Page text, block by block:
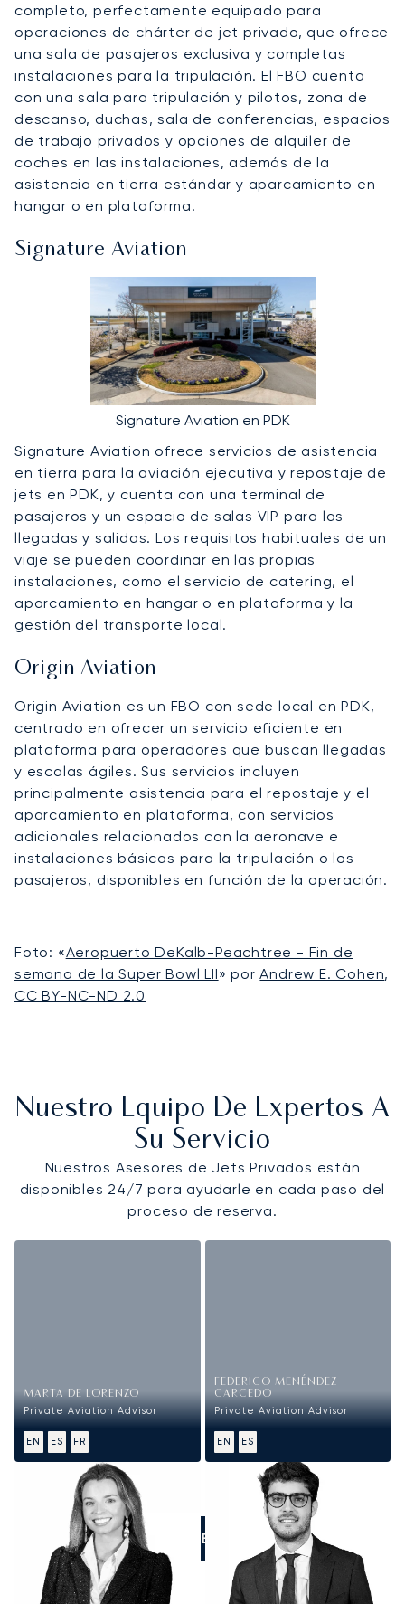
completo, perfectamente equipado para
operaciones de chárter de jet privado, que ofrece
una sala de pasajeros exclusiva y completas
instalaciones para la tripulación. El FBO cuenta
con una sala para tripulación y pilotos, zona de
descanso, duchas, sala de conferencias, espacios
de trabajo privados y opciones de alquiler de
coches en las instalaciones, además de la
asistencia en tierra estándar y aparcamiento en
hangar o en plataforma.
Signature Aviation
Signature Aviation en PDK
Signature Aviation ofrece servicios de asistencia
en tierra para la aviación ejecutiva y repostaje de
jets en PDK, y cuenta con una terminal de
pasajeros y un espacio de salas VIP para las
llegadas y salidas. Los requisitos habituales de un
viaje se pueden coordinar en las propias
instalaciones, como el servicio de catering, el
aparcamiento en hangar o en plataforma y la
gestión del transporte local.
Origin Aviation
Origin Aviation es un FBO con sede local en PDK,
centrado en ofrecer un servicio eficiente en
plataforma para operadores que buscan llegadas
y escalas ágiles. Sus servicios incluyen
principalmente asistencia para el repostaje y el
aparcamiento en plataforma, con servicios
adicionales relacionados con la aeronave e
instalaciones básicas para la tripulación o los
pasajeros, disponibles en función de la operación.
Foto: «Aeropuerto DeKalb-Peachtree - Fin de
semana de la Super Bowl LII» porAndrew E. Cohen,
CC BY-NC-ND 2.0
Nuestro Equipo De Expertos A
Su Servicio
Nuestros Asesores de Jets Privados están
disponibles 24/7 para ayudarle en cada paso del
proceso de reserva.
MARTA DE LORENZO
Private Aviation Advisor
EN ES FR
FEDERICO MENÉNDEZ
CARCEDO
Private Aviation Advisor
EN ES
LLÁMENOS